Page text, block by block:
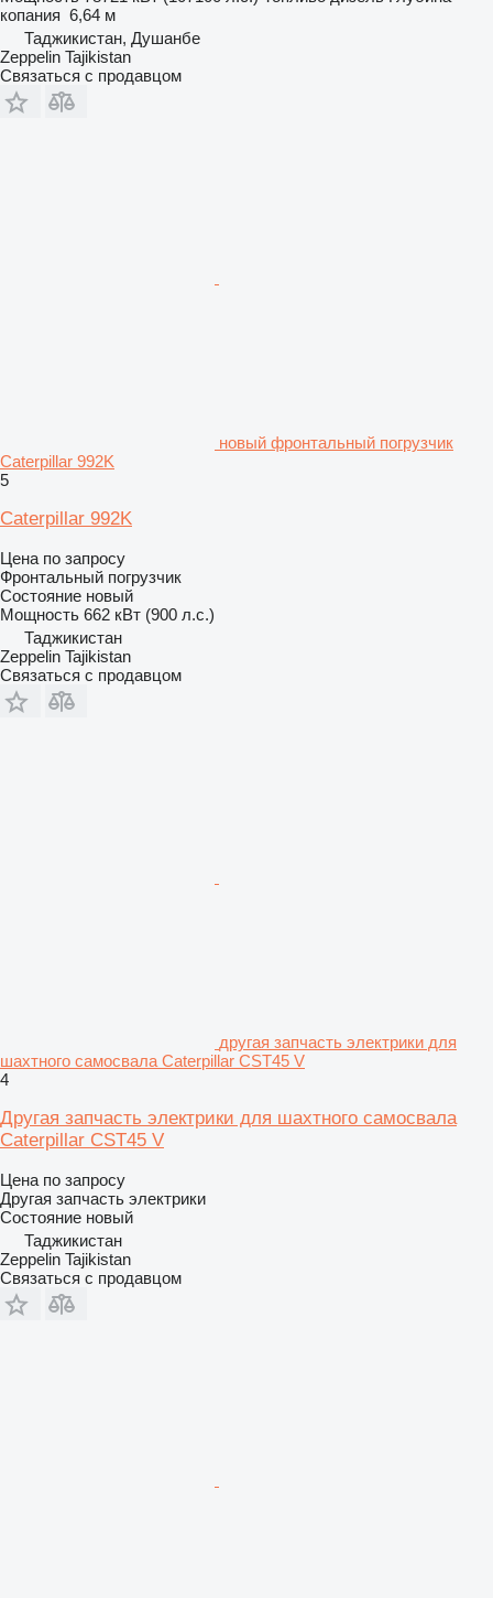
копания 6,64 м
Таджикистан, Душанбе
Zeppelin Tajikistan
Связаться с продавцом
новый фронтальный погрузчик
Caterpillar 992K
5
Caterpillar 992K
Цена по запросу
Фронтальный погрузчик
Состояние новый
Мощность 662 кВт (900 л.с.)
Таджикистан
Zeppelin Tajikistan
Связаться с продавцом
другая запчасть электрики для
шахтного самосвала Caterpillar CST45 V
4
Другая запчасть электрики для шахтного самосвала
Caterpillar CST45 V
Цена по запросу
Другая запчасть электрики
Состояние новый
Таджикистан
Zeppelin Tajikistan
Связаться с продавцом